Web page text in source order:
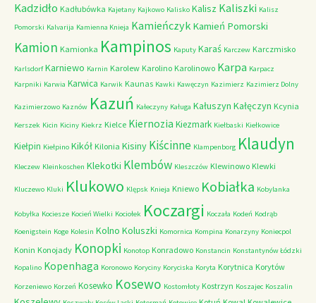
Kadzidło Kadłubówka Kajetany Kajkowo Kalisko Kalisz Kaliszki Kalisz
Pomorski Kalvarija Kamienna Knieja Kamieńczyk Kamień Pomorski
Kamion Kamionka Kampinos Kaputy Karaś Karczew Karczmisko
Karlsdorf Karniewo Karnin Karolew Karolino Karolinowo Karpa Karpacz
Karpniki Karwia Karwica Karwik Kaunas Kawki Kawęczyn Kazimierz Kazimierz Dolny
Kazimierzowo Kaznów Kazuń Kałeczyny Kaługa Kałuszyn Kałęczyn Kcynia
Kerszek Kicin Kiciny Kiekrz Kielce Kiernozia Kiezmark Kiełbaski Kiełkowice
Kiełpin Kiełpino Kikół Kilonia Kisiny Kiścinne Klampenborg Klaudyn
Kleczew Kleinkoschen Klekotki Klembów Kleszczów Klewinowo Klewki
Kluczewo Kluki Klukowo Klępsk Knieja Kniewo Kobiałka Kobylanka
Kobyłka Kociesze Kocień Wielki Kociołek Koczargi Koczała Kodeń Kodrąb
Koenigstein Koge Kolesin Kolno Koluszki Komornica Kompina Konarzyny Koniecpol
Konin Konojady Konopki Konotop Konradowo Konstancin Konstantynów Łódzki
Kopalino Kopenhaga Koronowo Koryciny Koryciska Koryta Korytnica Korytów
Korzeniewo Korzeń Kosewko Kosewo Kostomłoty Kostrzyn Koszajec Koszalin